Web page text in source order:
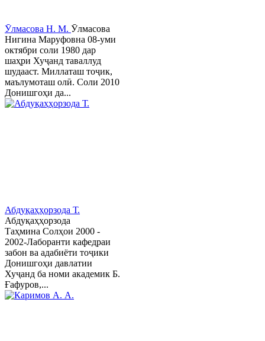
Ӯлмасова Н. М. Ӯлмасова
Нигина Маруфовна 08-уми
октябри соли 1980 дар
шаҳри Хуҷанд таваллуд
шудааст. Миллаташ тоҷик,
маълумоташ олӣ. Соли 2010
Донишгоҳи да...
Абдуқаҳҳорзода Т.
Абдуқаҳҳорзода
Таҳмина Солҳои 2000 -
2002-Лаборанти кафедраи
забон ва адабиёти тоҷики
Донишгоҳи давлатии
Хуҷанд ба номи академик Б.
Ғафуров,...